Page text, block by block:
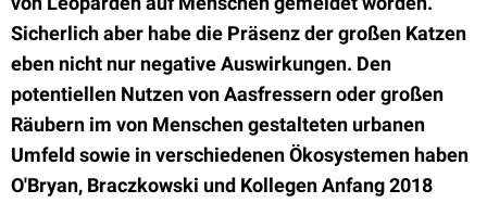
Sicherlich aber habe die Präsenz der großen Katzen
eben nicht nur negative Auswirkungen. Den
potentiellen Nutzen von Aasfressern oder großen
Räubern im von Menschen gestalteten urbanen
Umfeld sowie in verschiedenen Ökosystemen haben
O'Bryan, Braczkowski und Kollegen Anfang 2018